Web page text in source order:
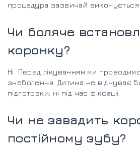
процедура зазвичай виконується
Чи боляче
коронку?
Ні. Перед лікуванням ми
знеболення. Дитина не відчуває
підготовки, ні під час фіксації.
Чи не завадить
постійному зубу?